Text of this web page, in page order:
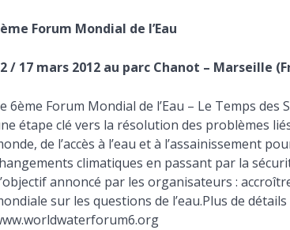
Forum Mondial de l’Eau
/ 17 mars 2012 au parc Chanot – Marseille
6ème Forum Mondial de l’Eau – Le Temps des
étape clé vers la résolution des problèmes
de l’accès à l’eau et à l’assainissement
climatiques en passant par la
annoncé par les organisateurs :
sur les questions de l’eau.Plus de